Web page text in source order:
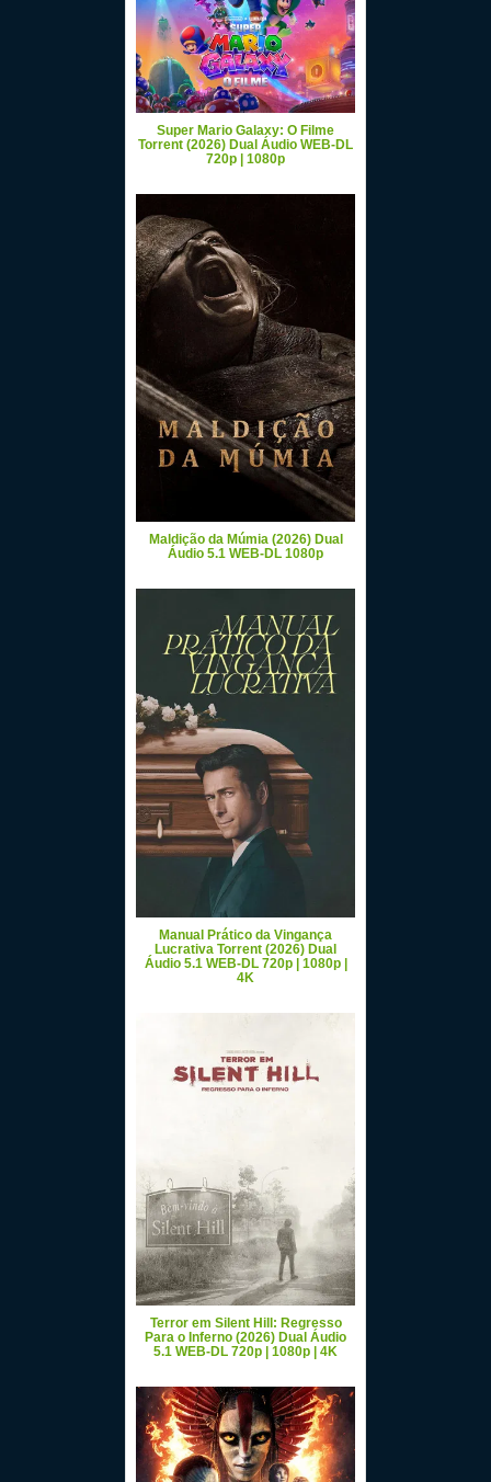
Super Mario Galaxy: O Filme
Torrent (2026) Dual Áudio WEB-DL
720p | 1080p
Maldição da Múmia (2026) Dual
Áudio 5.1 WEB-DL 1080p
Manual Prático da Vingança
Lucrativa Torrent (2026) Dual
Áudio 5.1 WEB-DL 720p | 1080p |
4K
Terror em Silent Hill: Regresso
Para o Inferno (2026) Dual Áudio
5.1 WEB-DL 720p | 1080p | 4K